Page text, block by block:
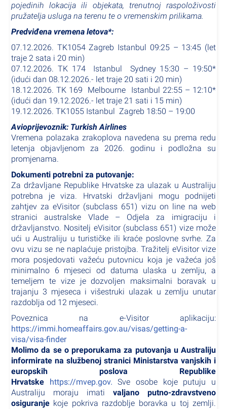
pojedinih lokacija ili objekata, trenutnoj raspoloživosti
pružatelja usluga na terenu te o vremenskim prilikama.
Predviđena vremena letova*:
07.12.2026. TK1054 Zagreb Istanbul 09:25 – 13:45 (let
traje 2 sata i 20 min)
07.12.2026. TK 174 Istanbul Sydney 15:30 – 19:50*
(idući dan 08.12.2026.- let traje 20 sati i 20 min)
18.12.2026. TK 169 Melbourne Istanbul 22:55 – 12:10*
(idući dan 19.12.2026.- let traje 21 sati i 15 min)
19.12.2026. TK1055 Istanbul Zagreb 18:50 – 19:00
Avioprijevoznik: Turkish Airlines
Vremena polazaka zrakoplova navedena su prema redu
letenja objavljenom za 2026. godinu i podložna su
promjenama.
Dokumenti potrebni za putovanje:
Za državljane Republike Hrvatske za ulazak u Australiju
potrebna je viza. Hrvatski državljani mogu podnijeti
zahtjev za eVisitor (subclass 651) vizu on line na web
stranici australske Vlade – Odjela za imigraciju i
državljanstvo. Nositelj eVisitor (subclass 651) vize može
ući u Australiju u turističke ili kraće poslovne svrhe. Za
ovu vizu se ne naplaćuje pristojba. Tražitelj eVisitor vize
mora posjedovati važeću putovnicu koja je važeća još
minimalno 6 mjeseci od datuma ulaska u zemlju, a
temeljem te vize je dozvoljen maksimalni boravak u
trajanju 3 mjeseca i višestruki ulazak u zemlju unutar
razdoblja od 12 mjeseci.
Poveznica na e-Visitor aplikaciju:
https://immi.homeaffairs.gov.au/visas/getting-a-
visa/visa-finder
Molimo da se o preporukama za putovanja u Australiju
informirate na službenoj stranici Ministarstva vanjskih i
europskih poslova Republike
Hrvatske https://mvep.gov. Sve osobe koje putuju u
Australiju moraju imati valjano putno-zdravstveno
osiguranje koje pokriva razdoblje boravka u toj zemlji.